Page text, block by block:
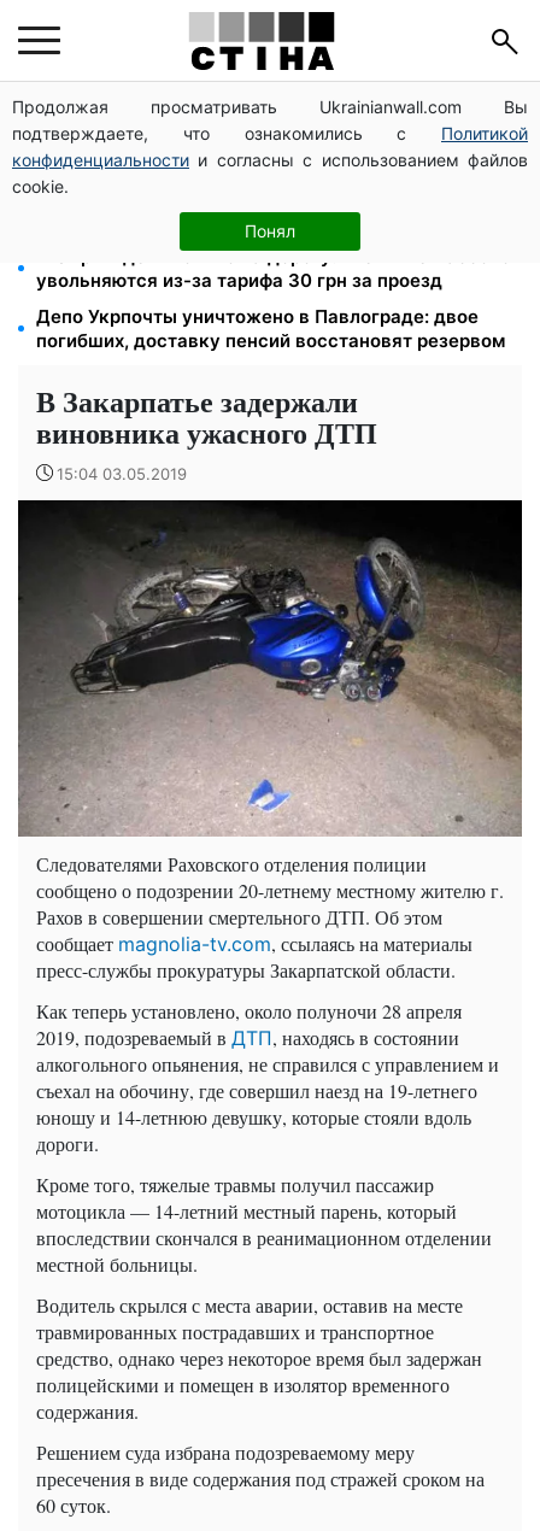
Продолжая просматривать Ukrainianwall.com Вы
подтверждаете, что ознакомились с Политикой
конфиденциальности и согласны с использованием файлов
cookie.
Понял
100 000 грн за 18 месяцев: Укрзализныця отменила
ежемесячные выплаты мобилизованным
18 камер фиксируют скорость на трассах и в
городах: штрафы 340 и 1700 грн, где стоят в
120 грн в день только на дорогу: киевляне массово
увольняются из-за тарифа 30 грн за проезд
Депо Укрпочты уничтожено в Павлограде: двое
погибших, доставку пенсий восстановят резервом
В Закарпатье задержали
виновника ужасного ДТП
15:04 03.05.2019
Следователями Раховского отделения полиции
сообщено о подозрении 20-летнему местному жителю г.
Рахов в совершении смертельного ДТП. Об этом
сообщает magnolia-tv.com, ссылаясь на материалы
пресс-службы прокуратуры Закарпатской области.
Как теперь установлено, около полуночи 28 апреля
2019, подозреваемый в ДТП, находясь в состоянии
алкогольного опьянения, не справился с управлением и
съехал на обочину, где совершил наезд на 19-летнего
юношу и 14-летнюю девушку, которые стояли вдоль
дороги.
Кроме того, тяжелые травмы получил пассажир
мотоцикла — 14-летний местный парень, который
впоследствии скончался в реанимационном отделении
местной больницы.
Водитель скрылся с места аварии, оставив на месте
травмированных пострадавших и транспортное
средство, однако через некоторое время был задержан
полицейскими и помещен в изолятор временного
содержания.
Решением суда избрана подозреваемому меру
пресечения в виде содержания под стражей сроком на
60 суток.